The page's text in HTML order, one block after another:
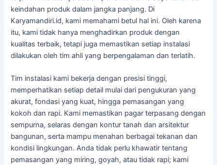
keindahan produk dalam jangka panjang. Di
Karyamandiri.id, kami memahami betul hal ini. Oleh karena
itu, kami tidak hanya menghadirkan produk dengan
kualitas terbaik, tetapi juga memastikan setiap instalasi
dilakukan oleh tim ahli yang berpengalaman dan terlatih.
Tim instalasi kami bekerja dengan presisi tinggi,
memperhatikan setiap detail mulai dari pengukuran yang
akurat, fondasi yang kuat, hingga pemasangan yang
kokoh dan rapi. Kami memastikan pagar terpasang dengan
sempurna, selaras dengan kontur tanah dan arsitektur
bangunan, serta mampu menahan berbagai tekanan dan
kondisi lingkungan. Anda tidak perlu khawatir tentang
pemasangan yang miring, goyah, atau tidak rapi; kami